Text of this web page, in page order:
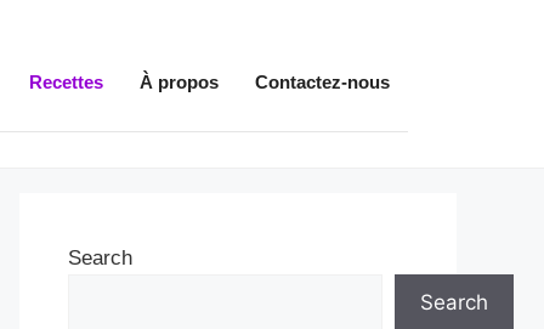
Recettes À propos Contactez-nous
Search
Search